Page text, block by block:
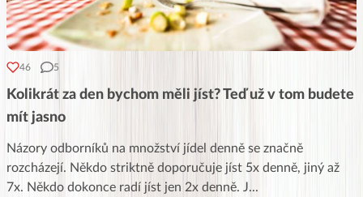
46 5
Kolikrát za den bychom měli jíst? Teď už v tom budete
mít jasno
Názory odborníků na množství jídel denně se značně
rozcházejí. Někdo striktně doporučuje jíst 5x denně, jiný až
7x. Někdo dokonce radí jíst jen 2x denně. J...